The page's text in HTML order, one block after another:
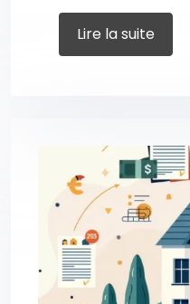
Lire la suite